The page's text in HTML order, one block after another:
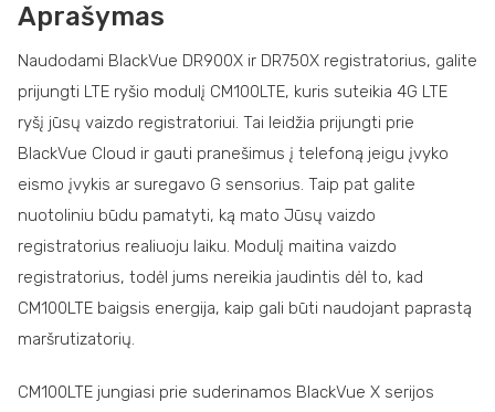
Aprašymas
Naudodami BlackVue DR900X ir DR750X registratorius, galite
prijungti LTE ryšio modulį CM100LTE, kuris suteikia 4G LTE
ryšį jūsų vaizdo registratoriui. Tai leidžia prijungti prie
BlackVue Cloud ir gauti pranešimus į telefoną jeigu įvyko
eismo įvykis ar suregavo G sensorius. Taip pat galite
nuotoliniu būdu pamatyti, ką mato Jūsų vaizdo
registratorius realiuoju laiku. Modulį maitina vaizdo
registratorius, todėl jums nereikia jaudintis dėl to, kad
CM100LTE baigsis energija, kaip gali būti naudojant paprastą
maršrutizatorių.
CM100LTE jungiasi prie suderinamos BlackVue X serijos